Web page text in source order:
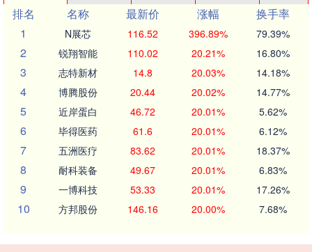
排名
名称 最新价 涨幅
换手率
1
N展芯 116.52 396.89% 79.39%
2 锐翔智能 110.02 20.21% 16.80%
3 志特新材 14.8 20.03% 14.18%
4 博腾股份 20.44 20.02% 14.77%
5 近岸蛋白 46.72 20.01% 5.62%
6 毕得医药 61.6 20.01% 6.12%
7 五洲医疗 83.62 20.01% 18.37%
8 耐科装备 49.67 20.01% 6.83%
9 一博科技 53.33 20.01% 17.26%
10 方邦股份 146.16 20.00% 7.68%